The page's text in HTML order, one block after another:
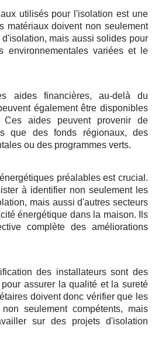
utilisés pour l'isolation est une
matériaux doivent non seulement
mais aussi solides pour
environnementales variées et le
aides financières, au-delà du
également être disponibles
Ces aides peuvent provenir de
que des fonds régionaux, des
ou des programmes verts.
préalables est crucial.
à identifier non seulement les
mais aussi d'autres secteurs
énergétique dans la maison. Ils
complète des améliorations
des installateurs sont des
assurer la qualité et la sureté
doivent donc vérifier que les
seulement compétents, mais
sur des projets d'isolation